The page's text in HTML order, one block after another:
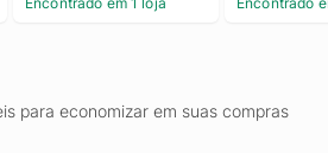
para economizar em suas compras